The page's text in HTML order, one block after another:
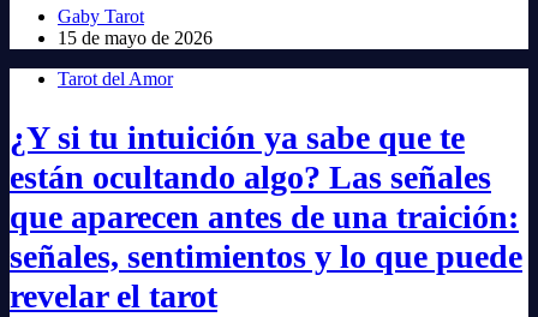
Gaby Tarot
15 de mayo de 2026
Tarot del Amor
¿Y si tu intuición ya sabe que te
están ocultando algo? Las señales
que aparecen antes de una traición:
señales, sentimientos y lo que puede
revelar el tarot